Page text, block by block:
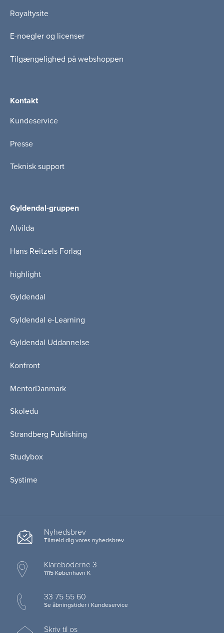
Royaltysite
E-noegler og licenser
Tilgængelighed på webshoppen
Kontakt
Kundeservice
Presse
Teknisk support
Gyldendal-gruppen
Alvilda
Hans Reitzels Forlag
highlight
Gyldendal
Gyldendal e-Learning
Gyldendal Uddannelse
Konfront
MentorDanmark
Skoledu
Strandberg Publishing
Studybox
Systime
Nyhedsbrev
Tilmeld dig vores nyhedsbrev
Klareboderne 3
1115 København K
33 75 55 60
Se åbningstider i Kundeservice
Skriv til os